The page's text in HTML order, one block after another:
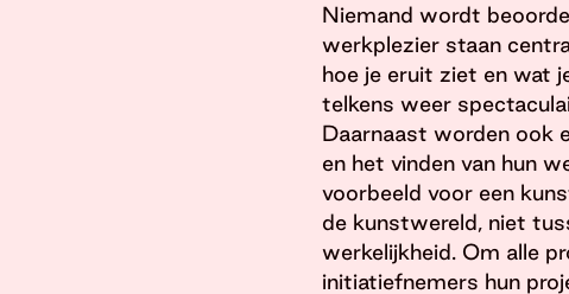
Niemand wordt
werkplezier staan
hoe je eruit ziet en wat
telkens weer
Daarnaast worden ook
en het vinden van hun
voorbeeld voor een
de kunstwereld, niet
werkelijkheid. Om alle
initiatiefnemers hun